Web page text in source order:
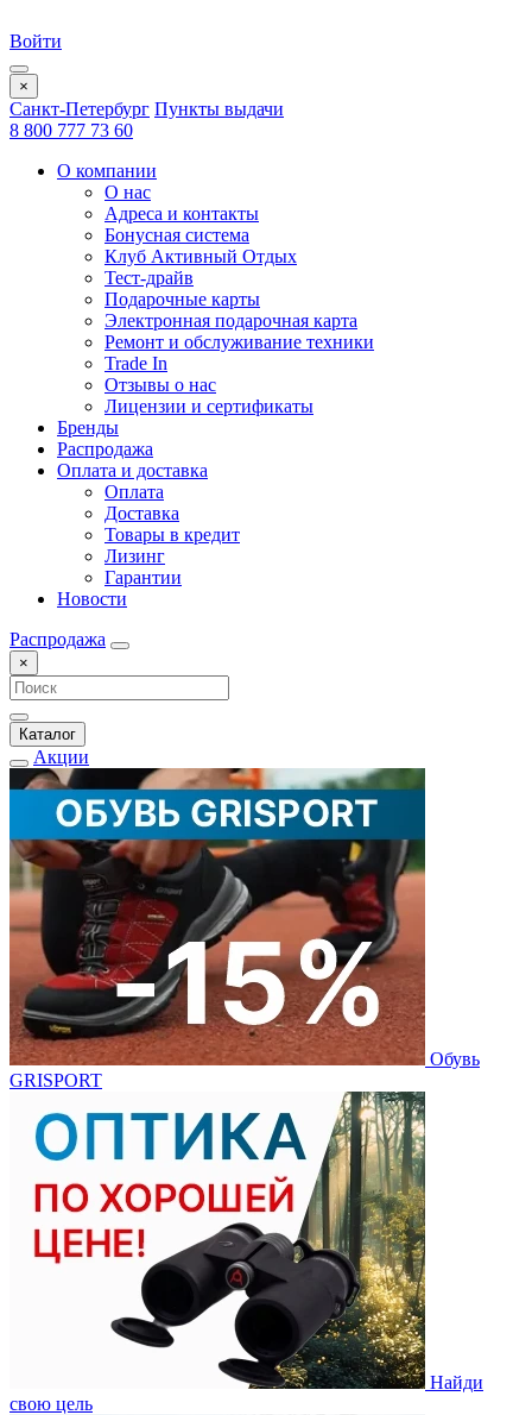
Войти
×
Санкт-Петербург Пункты выдачи
8 800 777 73 60
О компании
О нас
Адреса и контакты
Бонусная система
Клуб Активный Отдых
Тест-драйв
Подарочные карты
Электронная подарочная карта
Ремонт и обслуживание техники
Trade In
Отзывы о нас
Лицензии и сертификаты
Бренды
Распродажа
Оплата и доставка
Оплата
Доставка
Товары в кредит
Лизинг
Гарантии
Новости
Распродажа
×
Каталог
Акции
Обувь
GRISPORT
Найди
свою цель